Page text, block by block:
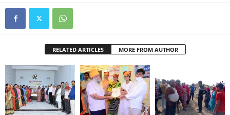
RELATED ARTICLES MORE FROM AUTHOR